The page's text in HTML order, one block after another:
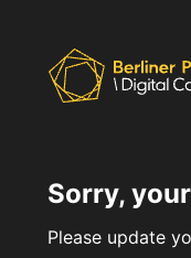
Sorry,
Please update